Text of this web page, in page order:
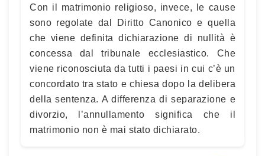
Con il matrimonio religioso, invece, le cause
sono regolate dal Diritto Canonico e quella
che viene definita dichiarazione di nullità è
concessa dal tribunale ecclesiastico. Che
viene riconosciuta da tutti i paesi in cui c’è un
concordato tra stato e chiesa dopo la delibera
della sentenza. A differenza di separazione e
divorzio, l’annullamento significa che il
matrimonio non è mai stato dichiarato.